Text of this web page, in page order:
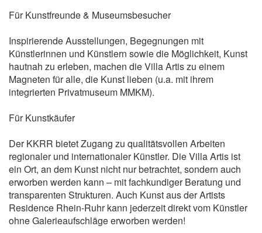
Für Kunstfreunde & Museumsbesucher
Inspirierende Ausstellungen, Begegnungen mit
Künstlerinnen und Künstlern sowie die Möglichkeit, Kunst
hautnah zu erleben, machen die Villa Artis zu einem
Magneten für alle, die Kunst lieben (u.a. mit ihrem
integrierten Privatmuseum MMKM).
Für Kunstkäufer
Der KKRR bietet Zugang zu qualitätsvollen Arbeiten
regionaler und internationaler Künstler. Die Villa Artis ist
ein Ort, an dem Kunst nicht nur betrachtet, sondern auch
erworben werden kann – mit fachkundiger Beratung und
transparenten Strukturen. Auch Kunst aus der Artists
Residence Rhein-Ruhr kann jederzeit direkt vom Künstler
ohne Galerieaufschläge erworben werden!